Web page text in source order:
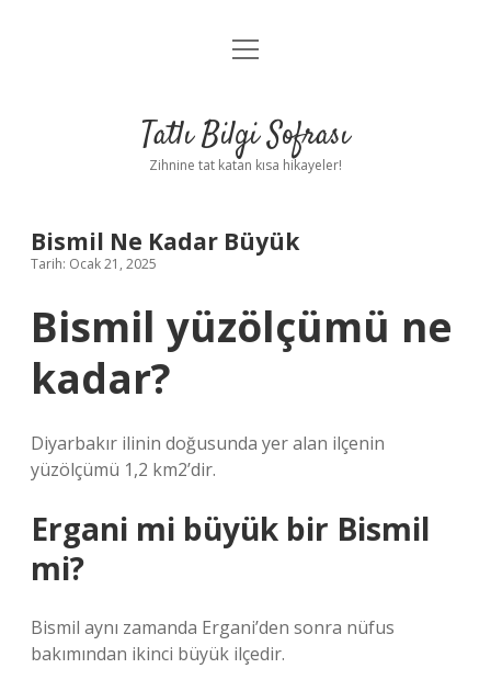
Anasayfa
Yasal Uyarı
menüyü
Tatlı Bilgi Sofrası
Zihnine tat katan kısa hikayeler!
Bismil Ne Kadar Büyük
Tarih: Ocak 21, 2025
Bismil yüzölçümü ne
kadar?
Diyarbakır ilinin doğusunda yer alan ilçenin
yüzölçümü 1,2 km2’dir.
Ergani mi büyük bir Bismil
mi?
Bismil aynı zamanda Ergani’den sonra nüfus
bakımından ikinci büyük ilçedir.